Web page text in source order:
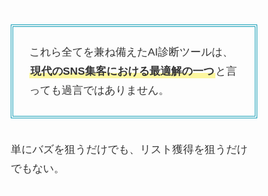
これら全てを兼ね備えたAI診断ツールは、
現代のSNS集客における最適解の一つと言
っても過言ではありません。
単にバズを狙うだけでも、リスト獲得を狙うだけ
でもない。